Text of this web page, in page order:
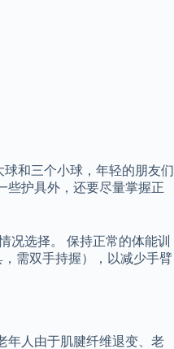
和三个小球，年轻的朋友们
些护具外，还要尽量掌握正
况选择。 保持正常的体能训
需双手持握），以减少手臂
年人由于肌腱纤维退变、老